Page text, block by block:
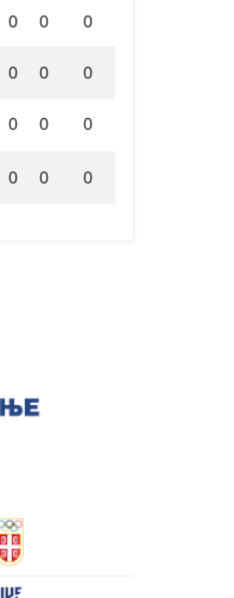
0 0 0
0 0 0
0 0 0
0 0 0